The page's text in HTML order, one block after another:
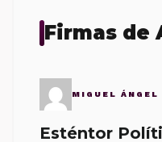
Firmas de
MIGUEL
Esténtor